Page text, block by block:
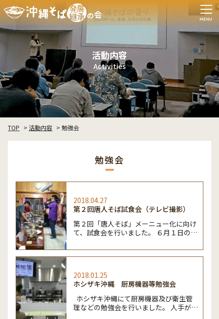
活動内容
Activities
TOP 活動内容 勉強会
勉強会
2018.04.27
第２回唐人そば試食会（テレビ撮影）
第２回「唐人そば」メーニュー化に向け
て、試食会を行いました。 ６月１日の販
た。 ４月１５日にそばじょーぐーへの
「唐人そば」試食会が好評でしたので、
す。 […]
2018.01.25
ホシザキ沖縄 厨房機器等勉強会
ホシザキ沖縄にて厨房機器及び衛生管
理などの勉強会を行いました。 人手がか